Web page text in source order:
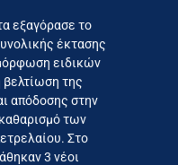
εξαγόρασε το
έκτασης
ειδικών
της
απόδοσης στην
των
Στο
3 νέοι
για
τελικού